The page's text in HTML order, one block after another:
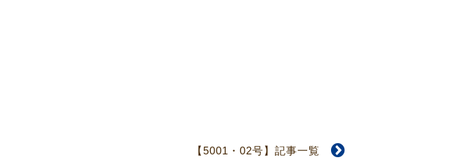
【5001・02号】記事一覧